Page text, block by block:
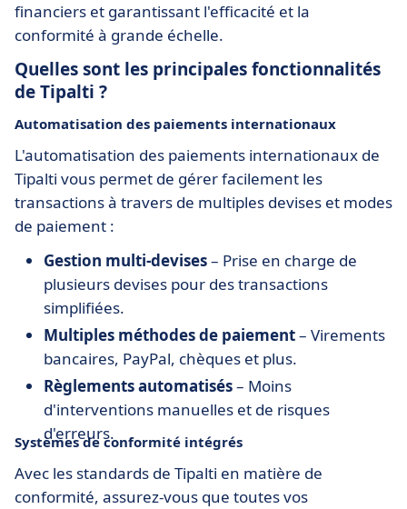
financiers et garantissant l'efficacité et la
conformité à grande échelle.
Quelles sont les principales fonctionnalités
de Tipalti ?
Automatisation des paiements internationaux
L'automatisation des paiements internationaux de
Tipalti vous permet de gérer facilement les
transactions à travers de multiples devises et modes
de paiement :
Gestion multi-devises– Prise en charge de
plusieurs devises pour des transactions
simplifiées.
Multiples méthodes de paiement– Virements
bancaires, PayPal, chèques et plus.
Règlements automatisés– Moins
d'interventions manuelles et de risques
d'erreurs.
Systèmes de conformité intégrés
Avec les standards de Tipalti en matière de
conformité, assurez-vous que toutes vos